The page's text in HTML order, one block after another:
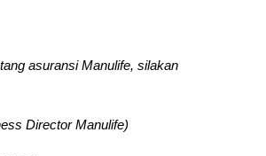
asuransi Manulife, silakan
Director Manulife)